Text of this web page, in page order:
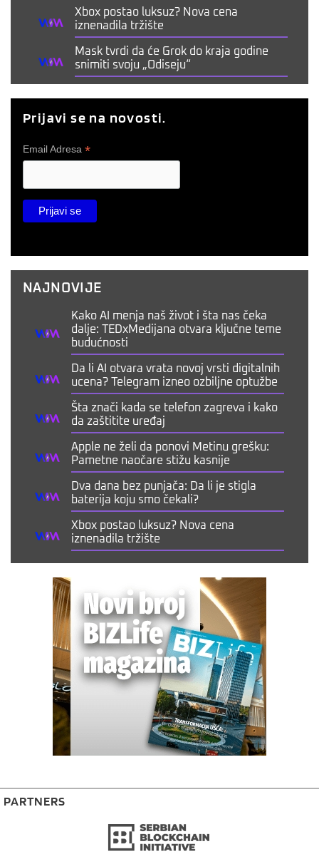
Xbox postao luksuz? Nova cena
iznenadila tržište
Mask tvrdi da će Grok do kraja godine
snimiti svoju „Odiseju“
Prijavi se na novosti.
Email Adresa *
NAJNOVIJE
Kako AI menja naš život i šta nas čeka
dalje: TEDxMedijana otvara ključne teme
budućnosti
Da li AI otvara vrata novoj vrsti digitalnih
ucena? Telegram izneo ozbiljne optužbe
Šta znači kada se telefon zagreva i kako
da zaštitite uređaj
Apple ne želi da ponovi Metinu grešku:
Pametne naočare stižu kasnije
Dva dana bez punjača: Da li je stigla
baterija koju smo čekali?
Xbox postao luksuz? Nova cena
iznenadila tržište
PARTNERS